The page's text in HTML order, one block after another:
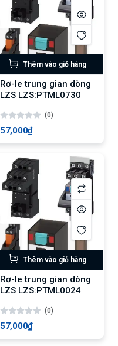
Thêm vào giỏ hàng
Rơ-le trung gian dòng
LZS LZS:PTML0730
(0)
57,000₫
Thêm vào giỏ hàng
Rơ-le trung gian dòng
LZS LZS:PTML0024
(0)
57,000₫